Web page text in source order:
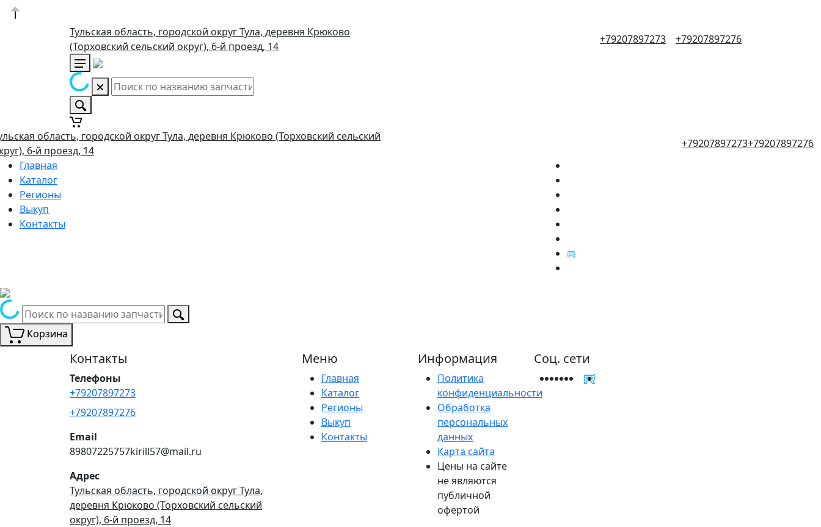
Тульская область, городской округ Тула, деревня Крюково
(Торховский сельский округ), 6-й проезд, 14
+79207897273 +79207897276
область, городской округ Тула, деревня Крюково (Торховский сельский
6-й проезд, 14
+79207897273+79207897276
Главная
Каталог
Регионы
Выкуп
Контакты
Корзина
Контакты
Телефоны
+79207897273
+79207897276
Email
89807225757kirill57@mail.ru
Адрес
Тульская область, городской округ Тула,
деревня Крюково (Торховский сельский
округ), 6-й проезд, 14
Меню
Главная
Каталог
Регионы
Выкуп
Контакты
Информация
Политика
конфиденциальности
Обработка
персональных
данных
Карта сайта
Цены на сайте
не являются
публичной
офертой
Соц. сети